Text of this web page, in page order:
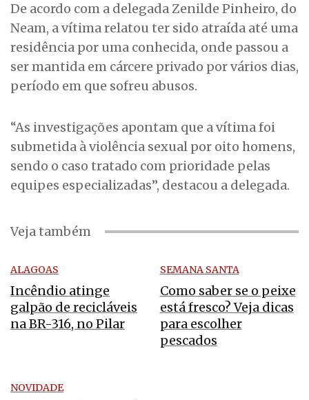
De acordo com a delegada Zenilde Pinheiro, do
Neam, a vítima relatou ter sido atraída até uma
residência por uma conhecida, onde passou a
ser mantida em cárcere privado por vários dias,
período em que sofreu abusos.
“As investigações apontam que a vítima foi
submetida à violência sexual por oito homens,
sendo o caso tratado com prioridade pelas
equipes especializadas”, destacou a delegada.
Veja também
ALAGOAS
Incêndio atinge
galpão de recicláveis
na BR-316, no Pilar
SEMANA SANTA
Como saber se o peixe
está fresco? Veja dicas
para escolher
pescados
NOVIDADE